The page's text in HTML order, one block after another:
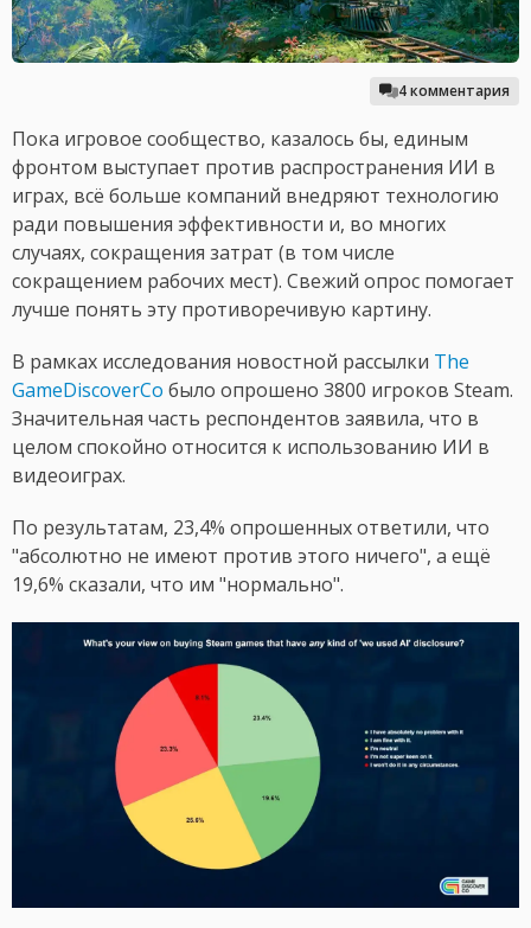
4 комментария
Пока игровое сообщество, казалось бы, единым
фронтом выступает против распространения ИИ в
играх, всё больше компаний внедряют технологию
ради повышения эффективности и, во многих
случаях, сокращения затрат (в том числе
сокращением рабочих мест). Свежий опрос помогает
лучше понять эту противоречивую картину.
В рамках исследования новостной рассылки The
GameDiscoverCo было опрошено 3800 игроков Steam.
Значительная часть респондентов заявила, что в
целом спокойно относится к использованию ИИ в
видеоиграх.
По результатам, 23,4% опрошенных ответили, что
"абсолютно не имеют против этого ничего", а ещё
19,6% сказали, что им "нормально".